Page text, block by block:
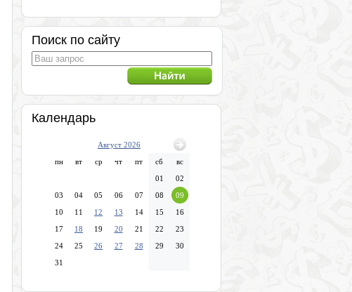
Поиск по сайту
Календарь
Август 2026
пн
вт ср чт пт сб
вс
01
02
03
04 05 06 07 08
09
10
11 12 13 14 15
16
17
18 19 20 21 22
23
24
25 26 27 28 29
30
31